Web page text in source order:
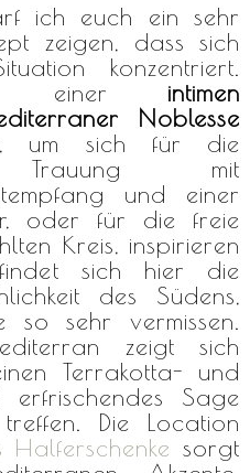
ich euch ein sehr
zeigen, dass sich
konzentriert.
einer intimen
Noblesse
um sich für die
Trauung mit
und einer
oder für die freie
Kreis, inspirieren
sich hier die
des Südens,
sehr vermissen.
zeigt sich
Terrakotta- und
Sage
Die Location
Halferschenke sorgt